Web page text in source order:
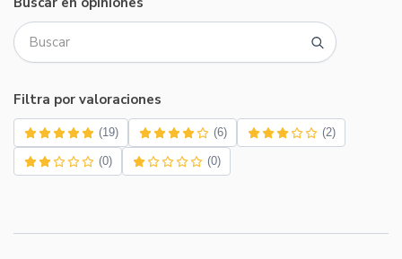
Filtra por valoraciones
(19) (6) (2)
(0) (0)